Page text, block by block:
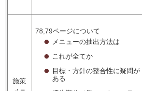
施策
78,79ページについて
メニューの抽出方法は
これが全てか
目標・方針の整合性に疑問が
ある